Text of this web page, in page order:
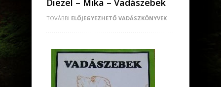
Diezel – Mika – Vadászebek
TOVÁBBI ELŐJEGYEZHETŐ VADÁSZKÖNYVEK